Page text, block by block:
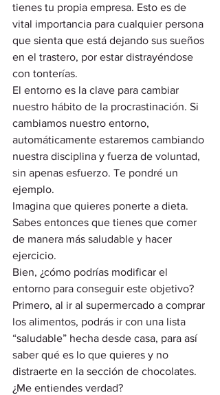
tienes tu propia empresa. Esto es de
vital importancia para cualquier persona
que sienta que está dejando sus sueños
en el trastero, por estar distrayéndose
con tonterías.
El entorno es la clave para cambiar
nuestro hábito de la procrastinación. Si
cambiamos nuestro entorno,
automáticamente estaremos cambiando
nuestra disciplina y fuerza de voluntad,
sin apenas esfuerzo. Te pondré un
ejemplo.
Imagina que quieres ponerte a dieta.
Sabes entonces que tienes que comer
de manera más saludable y hacer
ejercicio.
Bien, ¿cómo podrías modificar el
entorno para conseguir este objetivo?
Primero, al ir al supermercado a comprar
los alimentos, podrás ir con una lista
“saludable” hecha desde casa, para así
saber qué es lo que quieres y no
distraerte en la sección de chocolates.
¿Me entiendes verdad?